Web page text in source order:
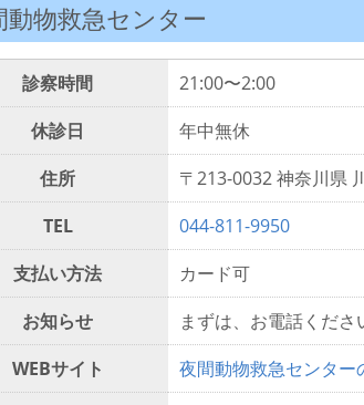
動物救急センター
診察時間
21:00〜2:00
休診日
年中無休
住所
〒213-0032 神奈川県
TEL
044-811-9950
支払い方法
カード可
お知らせ
まずは、お電話くださ
WEBサイト
夜間動物救急センター